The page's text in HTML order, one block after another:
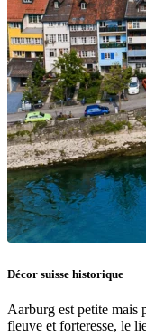
Décor suisse historique
Aarburg est petite mais
fleuve et forteresse, le